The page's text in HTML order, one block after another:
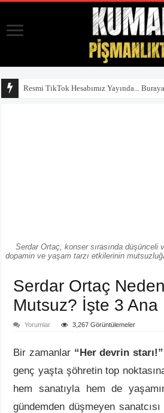
Resmi TikTok Hesabımız Yayında...
Serdar Ortaç, konser sırasında düşünceli
dopamin ve yaşam tarzı etkilerinin mutsuzluğa
Serdar Ortaç
Mutsuz? İşte 3 Ana
Yorumlar 3,267 Görüntülemeler
Bir zamanlar “Her devrin starı!”
genç yaşta şöhretin top
hem sanatıyla hem de
gündemden düşmeyen